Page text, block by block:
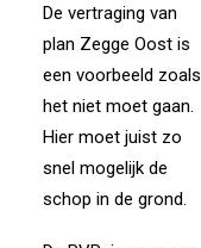
De vertraging van
plan Zegge Oost is
een voorbeeld zoals
het niet moet gaan.
Hier moet juist zo
snel mogelijk de
schop in de grond.